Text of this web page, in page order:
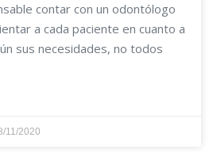
contar con un odontólogo
a cada paciente en cuanto a
sus necesidades, no todos
11/2020